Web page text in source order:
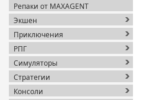
Репаки от MAXAGENT
Экшен
Приключения
РПГ
Симуляторы
Стратегии
Консоли